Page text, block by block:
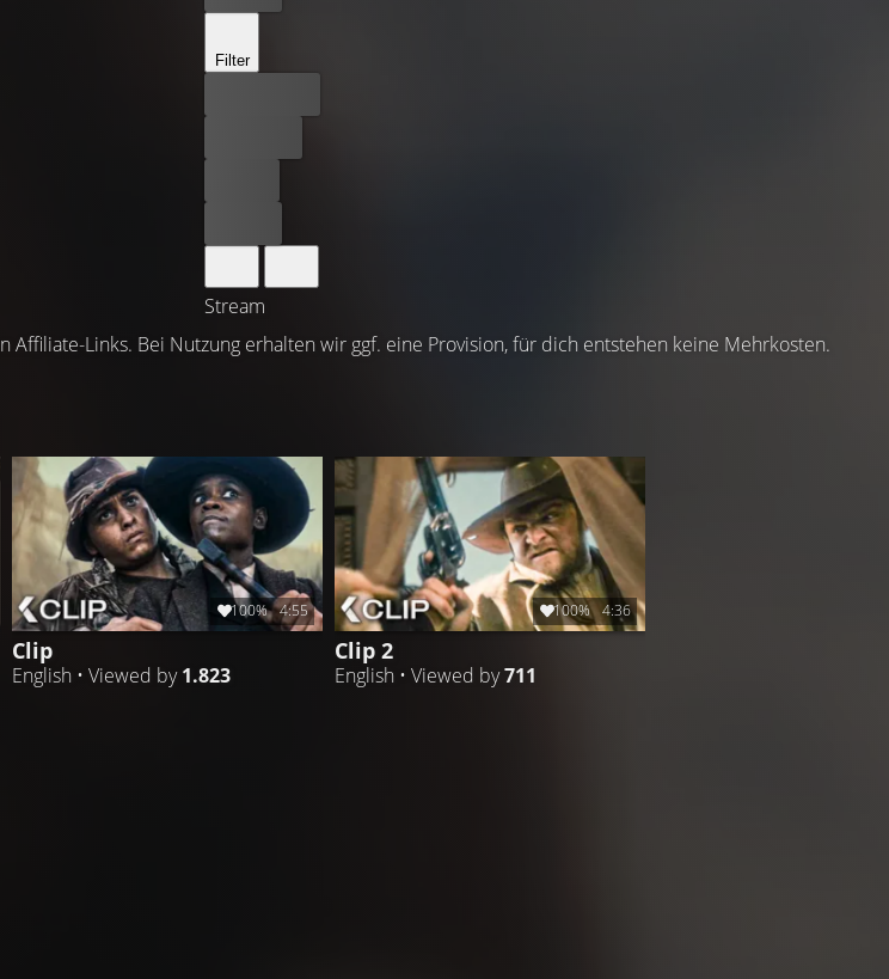
Filter
Stream
Affiliate-Links. Bei Nutzung erhalten wir ggf. eine Provision, für dich entstehen keine Mehrkosten.
100% 4:55
Clip
English • Viewed by1.823
100% 4:36
Clip 2
English • Viewed by711